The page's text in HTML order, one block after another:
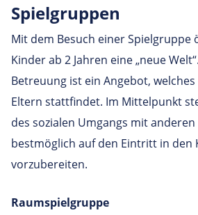
Spiel­gruppen
Mit dem Besuch einer Spielgruppe
Kinder ab 2 Jahren eine „neue
Betreuung ist ein Angebot,
Eltern stattfindet. Im Mittelpunkt
des sozialen Umgangs mit
bestmöglich auf den Eintritt in den
vorzubereiten.
Raumspielgruppe